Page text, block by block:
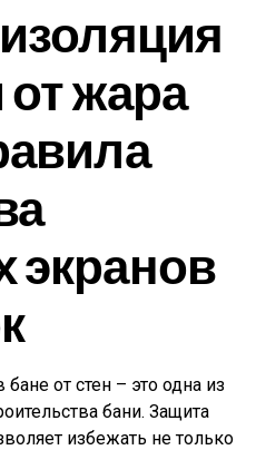
жара
экранов
от стен – это одна из
бани. Защита
избежать не только